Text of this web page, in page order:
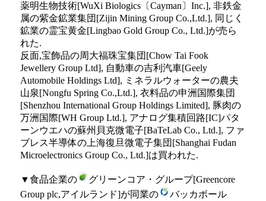
薬明生物技術[WuXi Biologics〔Cayman〕Inc.], 非鉄金
属の紫金鉱業集団[Zijin Mining Group Co.,Ltd.], 同じく
鉱業の霊宝黄金[Lingbao Gold Group Co., Ltd.]が売ら
れた.
反面,宝飾品の周大福珠宝集団[Chow Tai Fook
Jewellery Group Ltd], 自動車の吉利汽車[Geely
Automobile Holdings Ltd], ミネラルウォーターの農夫
山泉[Nongfu Spring Co.,Ltd.], 衣料品の申洲国際集団
[Shenzhou International Group Holdings Limited], 豚肉の
万洲国際[WH Group Ltd.], アナログ集積回路[IC]パタ
ーンウエハの蘇州貝克微電子[BaTeLab Co., Ltd.], ファ
ブレス半導体の上海復旦微電子集団[Shanghai Fudan
Microelectronics Group Co., Ltd.]は買われた.
▼食品企業の
グリーンコア・グループ[Greencore
Group plc,アイルランド]が同業の
バッカボール